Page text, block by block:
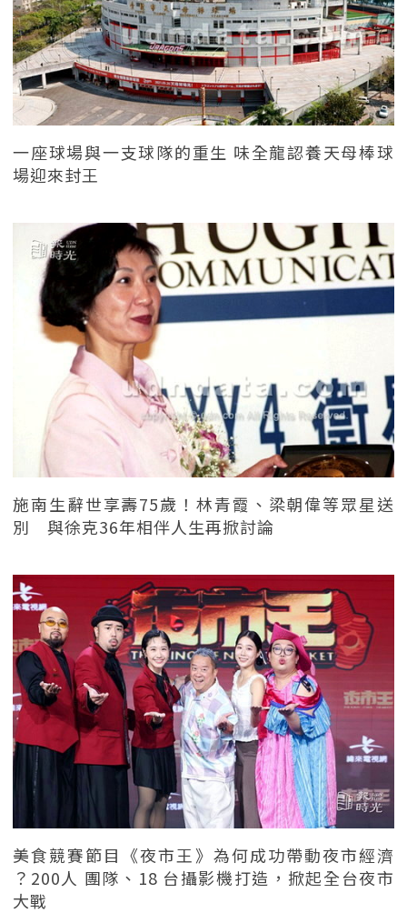
一座球場與一支球隊的重生 味全龍認養天母棒球
場迎來封王
施南生辭世享壽75歲！林青霞、梁朝偉等眾星送
別 與徐克36年相伴人生再掀討論
美食競賽節目《夜市王》為何成功帶動夜市經濟
？200人 團隊、18 台攝影機打造，掀起全台夜市
大戰